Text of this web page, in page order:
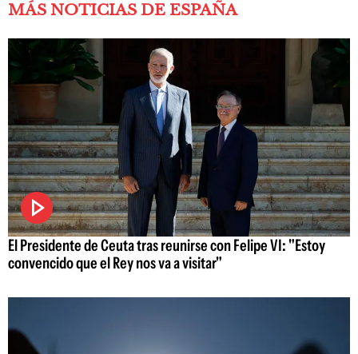
MÁS NOTICIAS DE ESPAÑA
El Presidente de Ceuta tras reunirse con Felipe VI: "Estoy
convencido que el Rey nos va a visitar"